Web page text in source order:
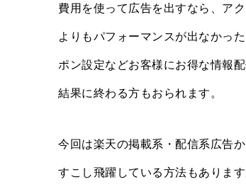
費用を使って広告を出すなら、ア
よりもパフォーマンスが出なかっ
ポン設定などお客様にお得な情報
結果に終わる方もおられます。
今回は楽天の掲載系・配信系広告
すこし飛躍している方法もありま